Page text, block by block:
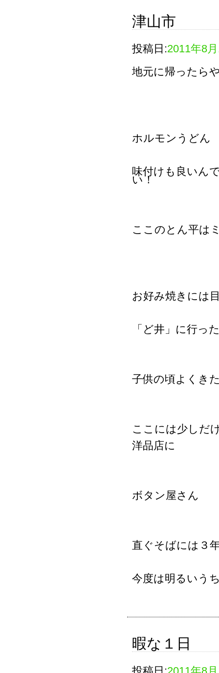
津山市
投稿日:2011年8
地元に帰ったら
ホルモンうどん
味付けも良いん
い！
ここのとん平は
お好み焼きには
「ど井」に行っ
子供の頃よくき
ここには少しだ
洋品店に
ボタン屋さん
直ぐそばには３
今度は明るいう
暇な１日